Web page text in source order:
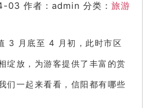
03 作者：admin 分类： 旅游
3 月底至 4 月初，此时市区
绽放，为游客提供了丰富的赏
们一起来看看，信阳都有哪些